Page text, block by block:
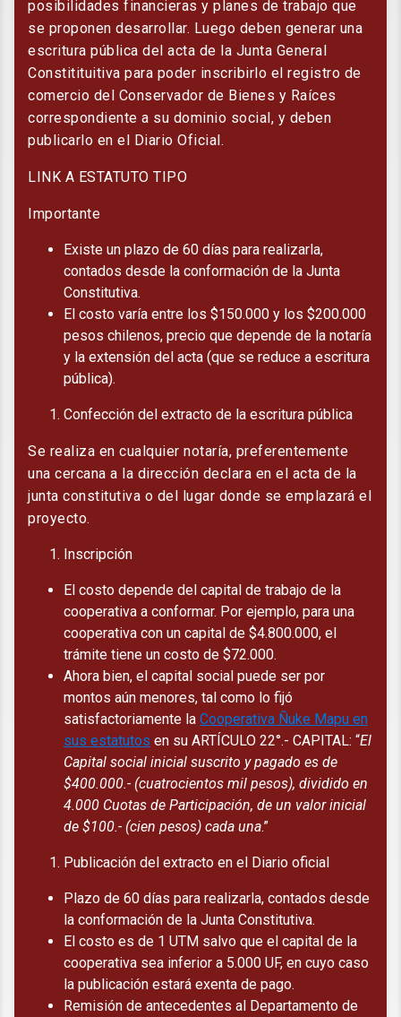
posibilidades financieras y planes de trabajo que
se proponen desarrollar. Luego deben generar una
escritura pública del acta de la Junta General
Constitituitiva para poder inscribirlo el registro de
comercio del Conservador de Bienes y Raíces
correspondiente a su dominio social, y deben
publicarlo en el Diario Oficial.
LINK A ESTATUTO TIPO
Importante
Existe un plazo de 60 días para realizarla,
contados desde la conformación de la Junta
Constitutiva.
El costo varía entre los $150.000 y los $200.000
pesos chilenos, precio que depende de la notaría
y la extensión del acta (que se reduce a escritura
pública).
Confección del extracto de la escritura pública
Se realiza en cualquier notaría, preferentemente
una cercana a la dirección declara en el acta de la
junta constitutiva o del lugar donde se emplazará el
proyecto.
Inscripción
El costo depende del capital de trabajo de la
cooperativa a conformar. Por ejemplo, para una
cooperativa con un capital de $4.800.000, el
trámite tiene un costo de $72.000.
Ahora bien, el capital social puede ser por
montos aún menores, tal como lo fijó
satisfactoriamente la Cooperativa Ñuke Mapu en
sus estatutos en su ARTÍCULO 22°.- CAPITAL: “El
Capital social inicial suscrito y pagado es de
$400.000.- (cuatrocientos mil pesos), dividido en
4.000 Cuotas de Participación, de un valor inicial
de $100.- (cien pesos) cada una.”
Publicación del extracto en el Diario oficial
Plazo de 60 días para realizarla, contados desde
la conformación de la Junta Constitutiva.
El costo es de 1 UTM salvo que el capital de la
cooperativa sea inferior a 5.000 UF, en cuyo caso
la publicación estará exenta de pago.
Remisión de antecedentes al Departamento de